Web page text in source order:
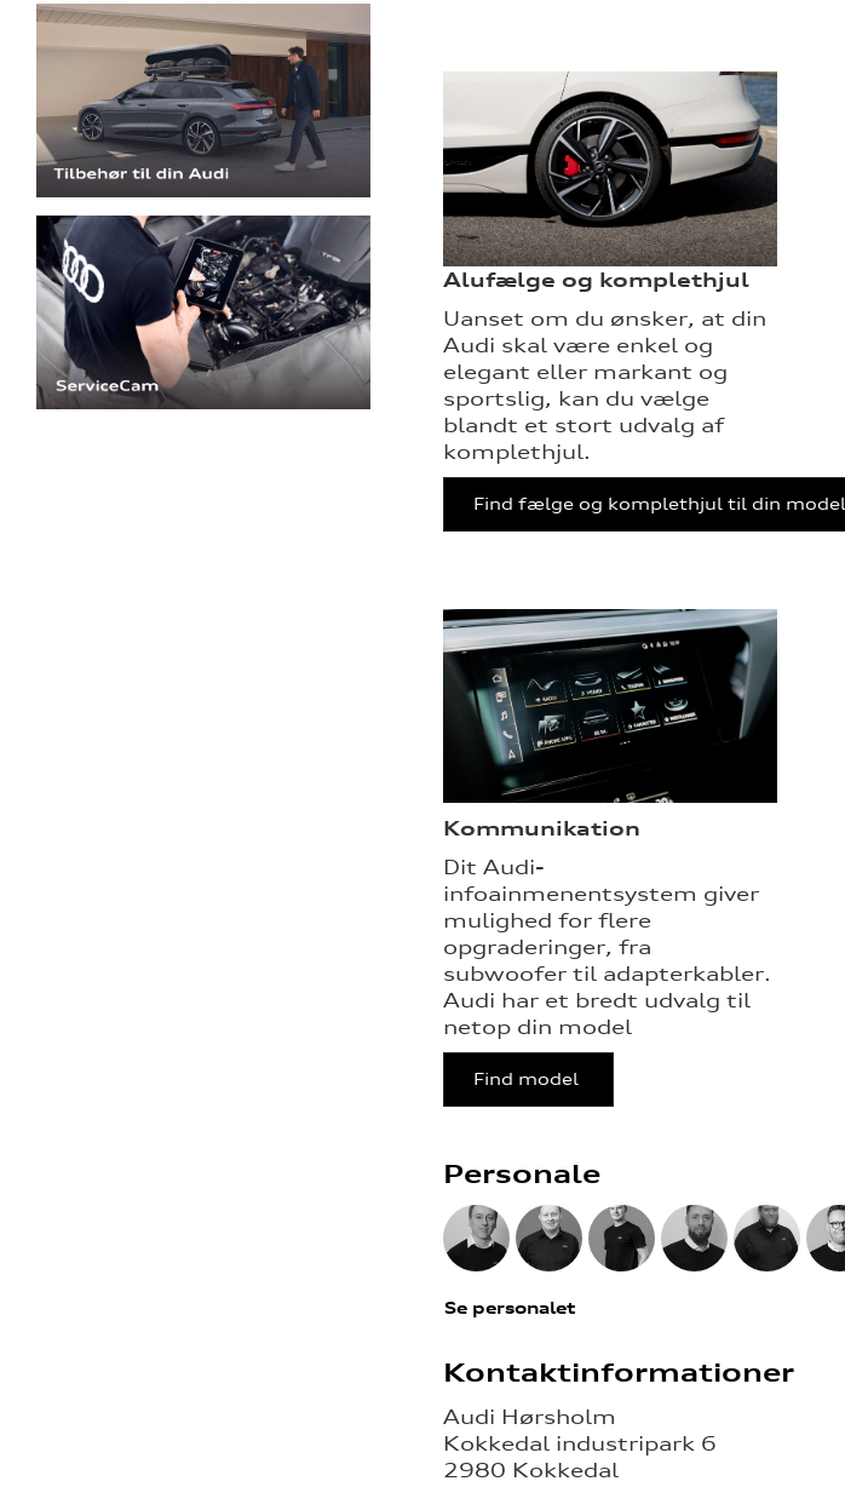
Alufælge og komplethjul
Uanset om du ønsker, at din
Audi skal være enkel og
elegant eller markant og
sportslig, kan du vælge
blandt et stort udvalg af
komplethjul.
Find fælge og komplethjul til din model
Kommunikation
Dit Audi-
infoainmenentsystem giver
mulighed for flere
opgraderinger, fra
subwoofer til adapterkabler.
Audi har et bredt udvalg til
netop din model
Find model
Personale
Se personalet
Kontaktinformationer
Audi Hørsholm
Kokkedal industripark 6
2980 Kokkedal